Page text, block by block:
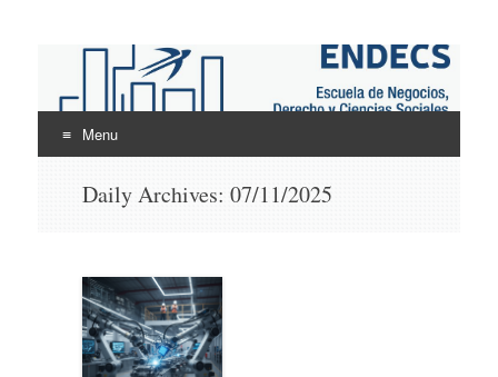
ENDECS
Escuela de Negocios Derecho y Ciencias Sociales
Menu
Daily Archives: 07/11/2025